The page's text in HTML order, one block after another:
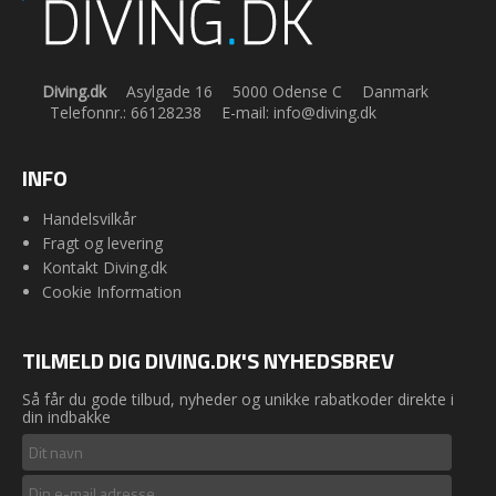
Diving.dk Asylgade 16 5000 Odense C
Danmark
Telefonnr.: 66128238 E-mail: info@diving.dk
INFO
Handelsvilkår
Fragt og levering
Kontakt Diving.dk
Cookie Information
TILMELD DIG DIVING.DK'S NYHEDSBREV
Så får du gode tilbud, nyheder og unikke rabatkoder direkte i
din indbakke